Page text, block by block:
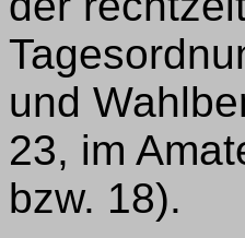
und
23, im
bzw. 18).